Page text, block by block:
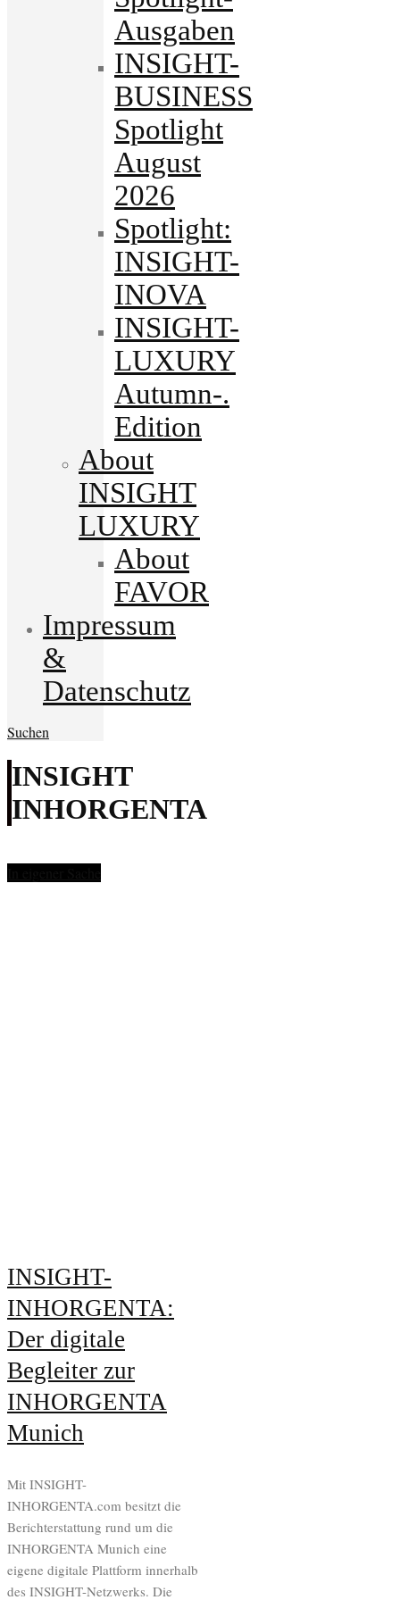
Ausgaben
INSIGHT-
BUSINESS
Spotlight
August
2026
Spotlight:
INSIGHT-
INOVA
INSIGHT-
LUXURY
Autumn-.
Edition
About
INSIGHT
LUXURY
About
FAVOR
Impressum
&
Datenschutz
Suchen
INSIGHT
INHORGENTA
INSIGHT-
INHORGENTA:
Der digitale
Begleiter zur
INHORGENTA
Munich
Mit INSIGHT-
INHORGENTA.com besitzt die
Berichterstattung rund um die
INHORGENTA Munich eine
eigene digitale Plattform innerhalb
des INSIGHT-Netzwerks. Die